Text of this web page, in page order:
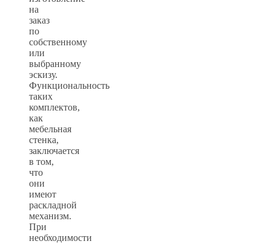
на
заказ
по
собственному
или
выбранному
эскизу.
Функциональность
таких
комплектов,
как
мебельная
стенка,
заключается
в том,
что
они
имеют
раскладной
механизм.
При
необходимости